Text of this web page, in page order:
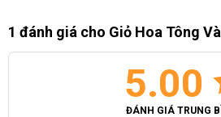
Đối với sếp nữ, ngày Quốc tế Phụ nữ
Giỏ Hoa Tông Vàng, thể hiện sự tôn
những phụ nữ lãnh đạo.
1 đánh giá cho Giỏ Hoa Tông
5.00
ĐÁNH GIÁ TRUNG